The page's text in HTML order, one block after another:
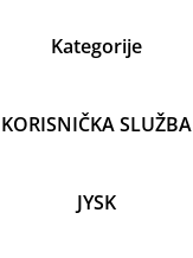
Kategorije
KORISNIČKA SLUŽBA
JYSK